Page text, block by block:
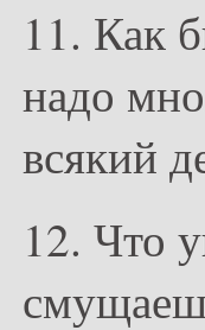
11. Как
надо
всякий
12. Что